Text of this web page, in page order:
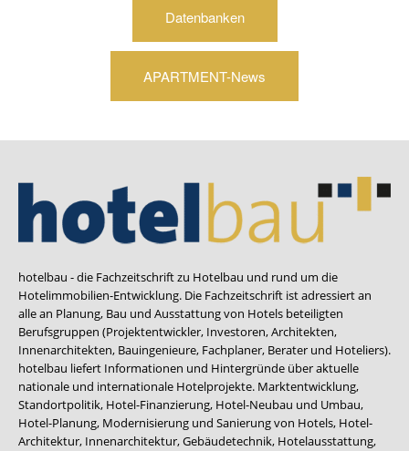
Datenbanken
APARTMENT-News
hotelbau - die Fachzeitschrift zu Hotelbau und rund um die
Hotelimmobilien-Entwicklung. Die Fachzeitschrift ist adressiert an
alle an Planung, Bau und Ausstattung von Hotels beteiligten
Berufsgruppen (Projektentwickler, Investoren, Architekten,
Innenarchitekten, Bauingenieure, Fachplaner, Berater und Hoteliers).
hotelbau liefert Informationen und Hintergründe über aktuelle
nationale und internationale Hotelprojekte. Marktentwicklung,
Standortpolitik, Hotel-Finanzierung, Hotel-Neubau und Umbau,
Hotel-Planung, Modernisierung und Sanierung von Hotels, Hotel-
Architektur, Innenarchitektur, Gebäudetechnik, Hotelausstattung,